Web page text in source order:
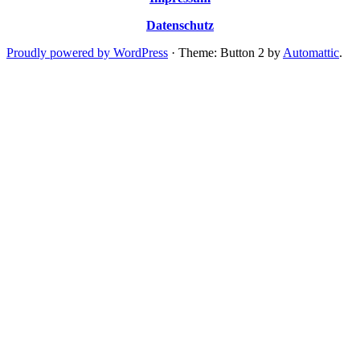
Datenschutz
Proudly powered by WordPress · Theme: Button 2 by Automattic.